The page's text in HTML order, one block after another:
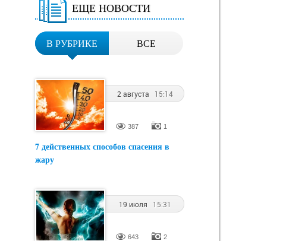
ЕЩЕ НОВОСТИ
В РУБРИКЕ ВСЕ
2 августа 15:14
387 1
7 действенных способов спасения в
жару
19 июля 15:31
643 2